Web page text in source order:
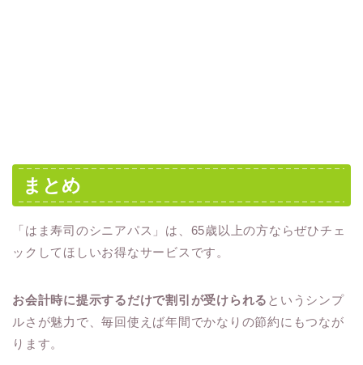
まとめ
「はま寿司のシニアパス」は、65歳以上の方ならぜひチェ
ックしてほしいお得なサービスです。
お会計時に提示するだけで割引が受けられる というシンプ
ルさが魅力で、毎回使えば年間でかなりの節約にもつなが
ります。